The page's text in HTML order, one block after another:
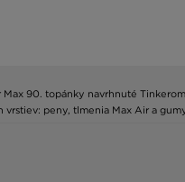
90. topánky navrhnuté
vrstiev: peny, tlmenia Max Air a